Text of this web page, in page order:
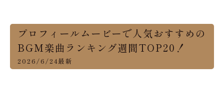
プロフィールムービーで人気おすすめの
BGM楽曲ランキング週間TOP20！
2026/6/24最新